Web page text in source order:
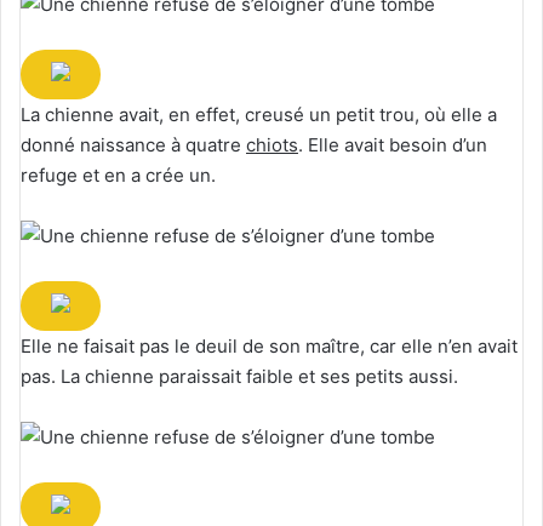
La chienne avait, en effet, creusé un petit trou, où elle a
donné naissance à quatre chiots. Elle avait besoin d’un
refuge et en a crée un.
Elle ne faisait pas le deuil de son maître, car elle n’en avait
pas. La chienne paraissait faible et ses petits aussi.